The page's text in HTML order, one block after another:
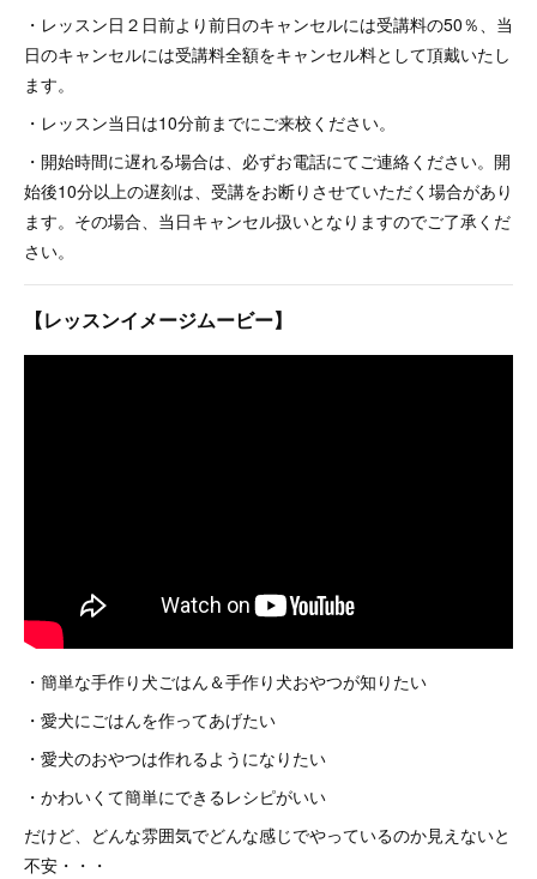
・レッスン日２日前より前日のキャンセルには受講料の50％、当
日のキャンセルには受講料全額をキャンセル料として頂戴いたし
ます。
・レッスン当日は10分前までにご来校ください。
・開始時間に遅れる場合は、必ずお電話にてご連絡ください。開
始後10分以上の遅刻は、受講をお断りさせていただく場合があり
ます。その場合、当日キャンセル扱いとなりますのでご了承くだ
さい。
【レッスンイメージムービー】
・簡単な手作り犬ごはん＆手作り犬おやつが知りたい
・愛犬にごはんを作ってあげたい
・愛犬のおやつは作れるようになりたい
・かわいくて簡単にできるレシピがいい
だけど、どんな雰囲気でどんな感じでやっているのか見えないと
不安・・・